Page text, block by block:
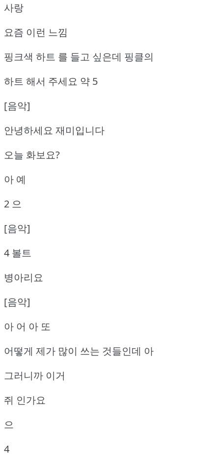
사랑
요즘 이런 느낌
핑크색 하트 를 들고 싶은데 핑클의
하트 해서 주세요 약 5
[음악]
안녕하세요 재미입니다
오늘 화보요?
아 예
2 으
[음악]
4 볼트
병아리요
[음악]
아 어 아 또
어떻게 제가 많이 쓰는 것들인데 아
그러니까 이거
쥐 인가요
으
4